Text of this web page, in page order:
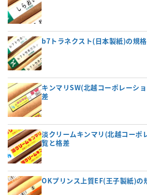
b7トラネクスト(日本製紙)の規
キンマリSW(北越コーポレーシ
差
淡クリームキンマリ(北越コーポ
覧と格差
OKプリンス上質EF(王子製紙)の